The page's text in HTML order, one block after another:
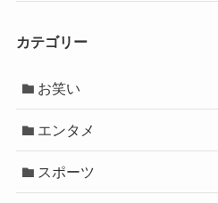
カテゴリー
お笑い
エンタメ
スポーツ